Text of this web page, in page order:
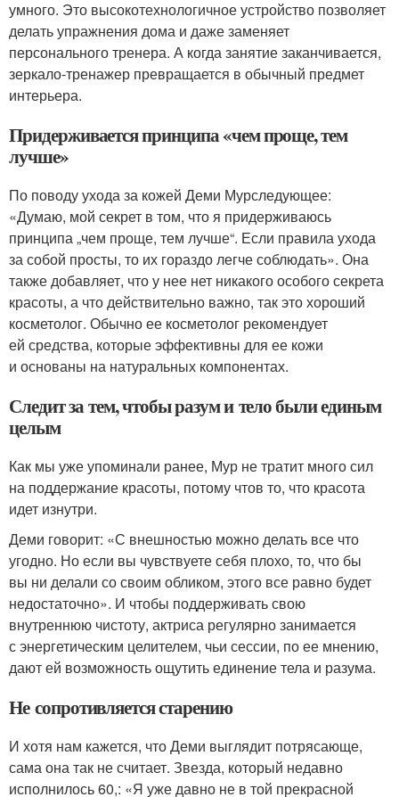
умного. Это высокотехнологичное устройство позволяет
делать упражнения дома и даже заменяет
персонального тренера. А когда занятие заканчивается,
зеркало-тренажер превращается в обычный предмет
интерьера.
Придерживается принципа «чем проще, тем
лучше»
По поводу ухода за кожей Деми Мурследующее:
«Думаю, мой секрет в том, что я придерживаюсь
принципа „чем проще, тем лучше“. Если правила ухода
за собой просты, то их гораздо легче соблюдать». Она
также добавляет, что у нее нет никакого особого секрета
красоты, а что действительно важно, так это хороший
косметолог. Обычно ее косметолог рекомендует
ей средства, которые эффективны для ее кожи
и основаны на натуральных компонентах.
Следит за тем, чтобы разум и тело были единым
целым
Как мы уже упоминали ранее, Мур не тратит много сил
на поддержание красоты, потому чтов то, что красота
идет изнутри.
Деми говорит: «С внешностью можно делать все что
угодно. Но если вы чувствуете себя плохо, то, что бы
вы ни делали со своим обликом, этого все равно будет
недостаточно». И чтобы поддерживать свою
внутреннюю чистоту, актриса регулярно занимается
с энергетическим целителем, чьи сессии, по ее мнению,
дают ей возможность ощутить единение тела и разума.
Не сопротивляется старению
И хотя нам кажется, что Деми выглядит потрясающе,
сама она так не считает. Звезда, который недавно
исполнилось 60,: «Я уже давно не в той прекрасной